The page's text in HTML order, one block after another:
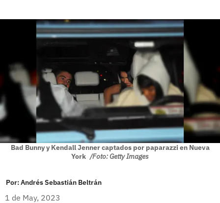
Bad Bunny y Kendall Jenner captados por paparazzi en Nueva
York /Foto: Getty Images
Por:Andrés Sebastián Beltrán
1 de May, 2023